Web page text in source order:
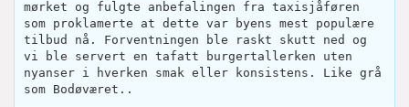
mørket og fulgte anbefalingen fra taxisjåføren
som proklamerte at dette var byens mest populære
tilbud nå. Forventningen ble raskt skutt ned og
vi ble servert en tafatt burgertallerken uten
nyanser i hverken smak eller konsistens. Like grå
som Bodøværet..